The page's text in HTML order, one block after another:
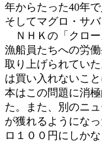
年からたった40年
そしてマグロ・サ
ＮＨＫの「クロー
漁船員たちへの労
取り上げられてい
は買い入れないこ
本はこの問題に消
た。また、別のニ
が獲れるようにな
ロ１００円にしか